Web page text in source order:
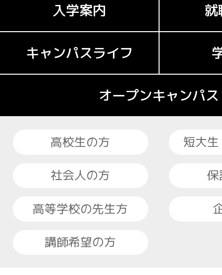
入学案内
キャンパスライフ
オープンキャンパス
高校生の方
短大
社会人の方
高等学校の先生方
講師希望の方